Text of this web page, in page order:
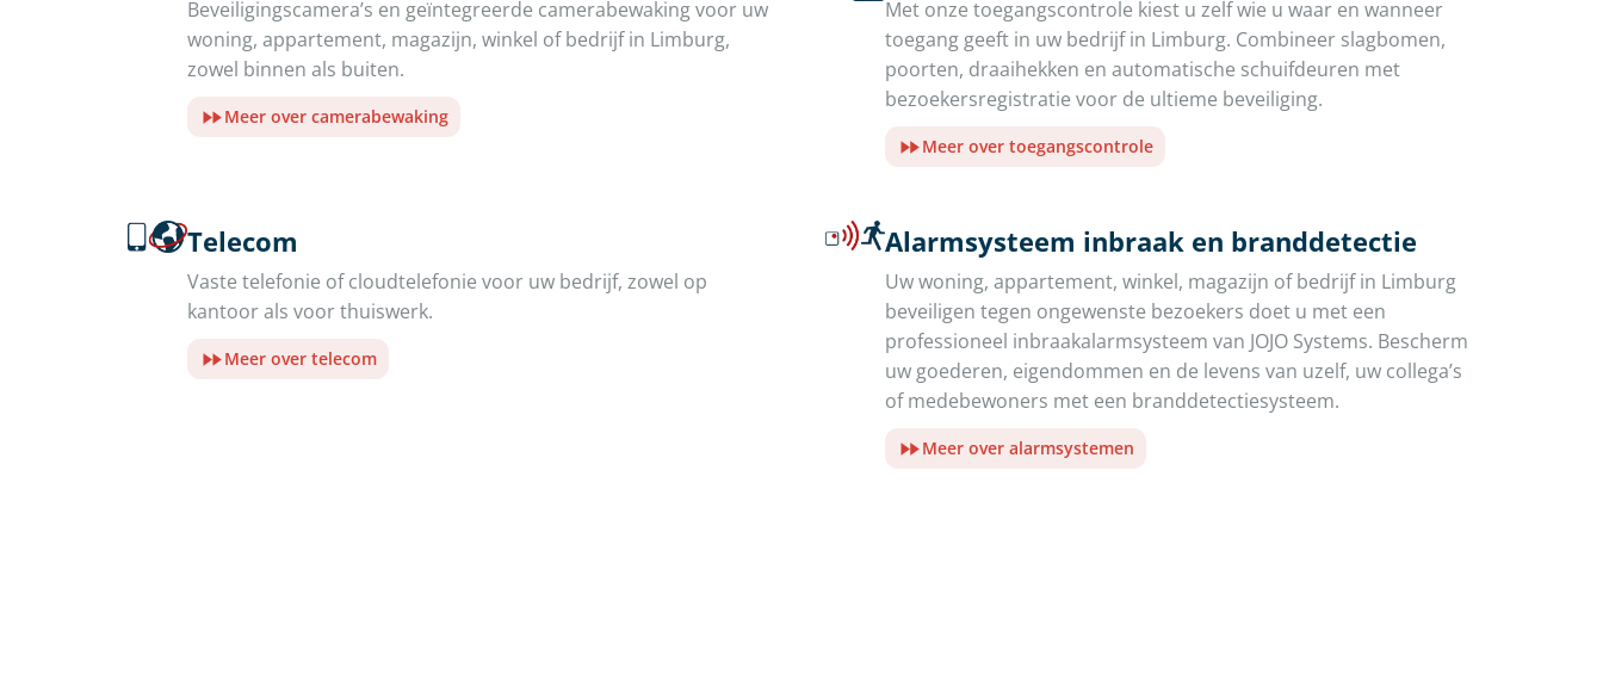
Beveiligingscamera’s en geïntegreerde camerabewaking voor uw
woning, appartement, magazijn, winkel of bedrijf in Limburg,
zowel binnen als buiten.
Meer over camerabewaking
Met onze toegangscontrole kiest u zelf wie u waar en wanneer
toegang geeft in uw bedrijf in Limburg. Combineer slagbomen,
poorten, draaihekken en automatische schuifdeuren met
bezoekersregistratie voor de ultieme beveiliging.
Meer over toegangscontrole
Telecom
Vaste telefonie of cloudtelefonie voor uw bedrijf, zowel op
kantoor als voor thuiswerk.
Meer over telecom
Alarmsysteem inbraak en branddetectie
Uw woning, appartement, winkel, magazijn of bedrijf in Limburg
beveiligen tegen ongewenste bezoekers doet u met een
professioneel inbraakalarmsysteem van JOJO Systems. Bescherm
uw goederen, eigendommen en de levens van uzelf, uw collega’s
of medebewoners met een branddetectiesysteem.
Meer over alarmsystemen